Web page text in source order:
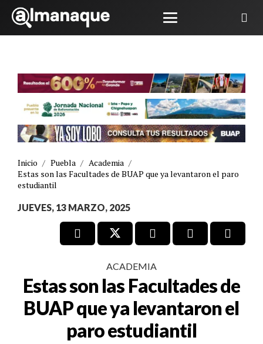
Inicio / Puebla / Academia /
Estas son las Facultades de BUAP que ya levantaron el paro
estudiantil
JUEVES, 13 MARZO, 2025
ACADEMIA
Estas son las Facultades de
BUAP que ya levantaron el
paro estudiantil